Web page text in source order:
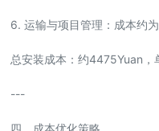
6. 运输与项目管理：成本约
总安装成本：约4475Yuan，
---
四、成本优化策略